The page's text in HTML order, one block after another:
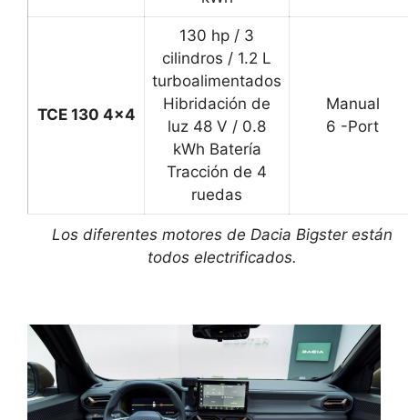
Los diferentes motores de Dacia Bigsterestán
todos electrificados.
TCE 130 4×4
130 hp / 3
cilindros / 1.2 L
turboalimentados
Hibridación de
luz 48 V / 0.8
kWh Batería
Tracción de 4
ruedas
Manual
6 -Port